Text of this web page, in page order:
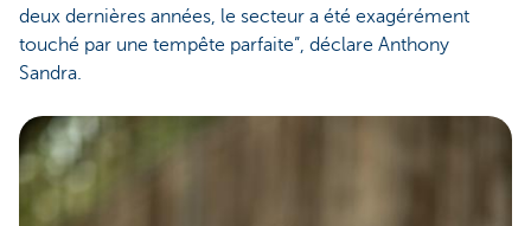
deux dernières années, le secteur a été exagérément
touché par une tempête parfaite”, déclare Anthony
Sandra.